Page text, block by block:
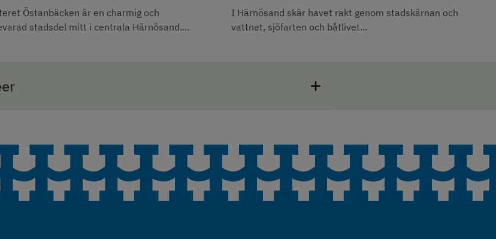
Östanbäcken är en charmig och
stadsdel mitt i centrala Härnösand....
I Härnösand skär havet rakt genom stadskärnan och
vattnet, sjöfarten och båtlivet...